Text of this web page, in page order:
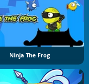
Ninja The Frog